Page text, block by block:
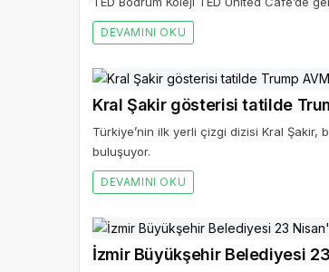
DEVAMINI OKU
Kral Şakir gösterisi tatilde
Türkiye’nin ilk yerli çizgi dizisi Kral
buluşuyor.
DEVAMINI OKU
İzmir Büyükşehir Belediyesi